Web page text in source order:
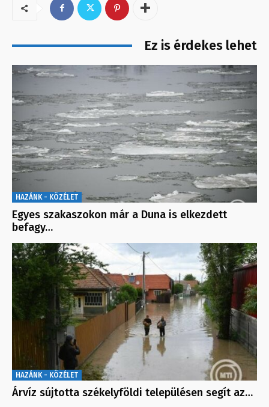
Ez is érdekes lehet
HAZÁNK - KÖZÉLET
Egyes szakaszokon már a Duna is elkezdett
befagy…
HAZÁNK - KÖZÉLET
Árvíz sújtotta székelyföldi településen segít az…